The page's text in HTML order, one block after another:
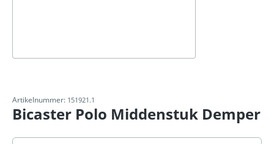
Artikelnummer: 151921.1
Bicaster Polo Middenstuk Demper